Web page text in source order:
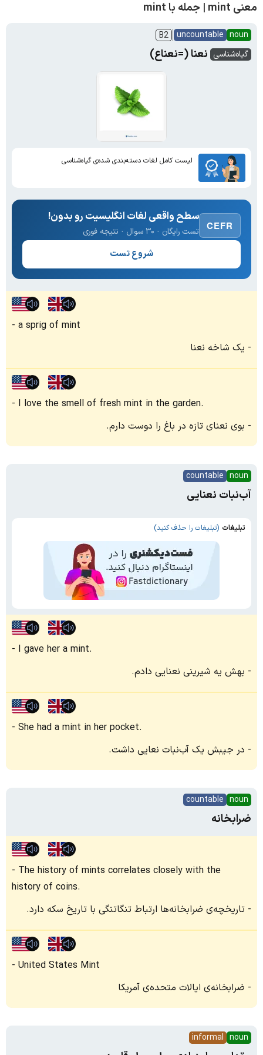
معنی mint | جمله با mint
noun
uncountable
B2
گیاه‌شناسی نعنا (=نعناع)
لیست کامل لغات دسته‌بندی شده‌ی گیاه‌شناسی
CEFR
سطح واقعی لغات انگلیسیت رو بدون!
تست رایگان · ۳۰ سوال · نتیجه فوری
شروع تست
a sprig of mint
یک شاخه نعنا
I love the smell of fresh mint in the garden.
بوی نعنای تازه در باغ را دوست دارم.
noun
countable
آب‌نبات نعنایی
تبلیغات (تبلیغات را حذف کنید)
I gave her a mint.
بهش یه شیرینی نعنایی دادم.
She had a mint in her pocket.
در جیبش یک آب‌نبات نعایی داشت.
noun
countable
ضرابخانه
The history of mints correlates closely with the
history of coins.
تاریخچه‌ی ضرابخانه‌ها ارتباط تنگاتنگی با تاریخ سکه دارد.
United States Mint
ضرابخانه‌ی ایالات متحده‌ی آمریکا
noun
informal